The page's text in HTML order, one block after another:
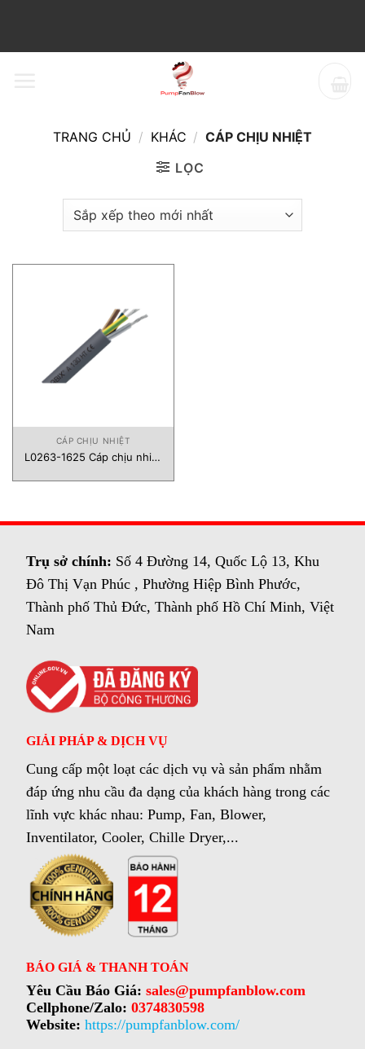
nội
TRANG CHỦ / KHÁC / CÁP CHỊU NHIỆT
LỌC
CÁP CHỊU NHIỆT
L0263-1625 Cáp chịu nhiệt
Trụ sở chính: Số 4 Đường 14, Quốc Lộ 13, Khu
Đô Thị Vạn Phúc , Phường Hiệp Bình Phước,
Thành phố Thủ Đức, Thành phố Hồ Chí Minh, Việt
Nam
GIẢI PHÁP & DỊCH VỤ
Cung cấp một loạt các dịch vụ và sản phẩm nhằm
đáp ứng nhu cầu đa dạng của khách hàng trong các
lĩnh vực khác nhau: Pump, Fan, Blower,
Inventilator, Cooler, Chille Dryer,...
BÁO GIÁ & THANH TOÁN
Yêu Cầu Báo Giá: sales@pumpfanblow.com
Cellphone/Zalo: 0374830598
Website:https://pumpfanblow.com/